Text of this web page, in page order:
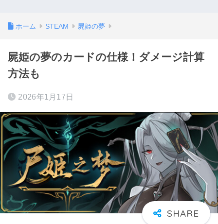
ホーム STEAM 屍姫の夢
屍姫の夢のカードの仕様！ダメージ計算
方法も
2026年1月17日